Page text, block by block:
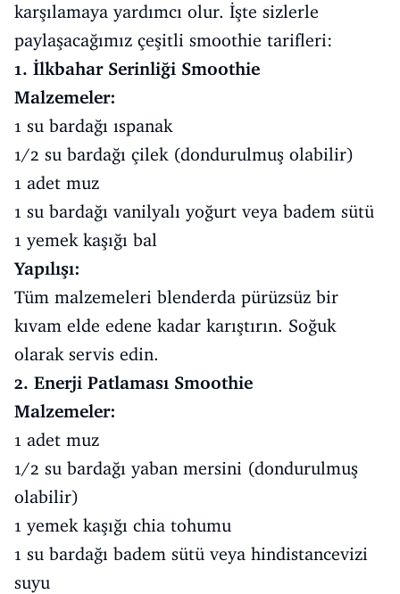
karşılamaya yardımcı olur. İşte sizlerle
paylaşacağımız çeşitli smoothie tarifleri:
1. İlkbahar Serinliği Smoothie
Malzemeler:
1 su bardağı ıspanak
1/2 su bardağı çilek (dondurulmuş olabilir)
1 adet muz
1 su bardağı vanilyalı yoğurt veya badem sütü
1 yemek kaşığı bal
Yapılışı:
Tüm malzemeleri blenderda pürüzsüz bir
kıvam elde edene kadar karıştırın. Soğuk
olarak servis edin.
2. Enerji Patlaması Smoothie
Malzemeler:
1 adet muz
1/2 su bardağı yaban mersini (dondurulmuş
olabilir)
1 yemek kaşığı chia tohumu
1 su bardağı badem sütü veya hindistancevizi
suyu